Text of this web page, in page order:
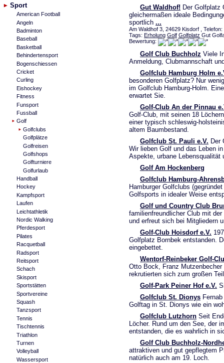
Sport
American Football
Angeln
Badminton
Baseball
Basketball
Behindertensport
Bogenschiessen
Cricket
Curling
Eishockey
Fitness
Funsport
Fussball
Golf
Golfclubs
Golfplätze
Golfreisen
Golfshops
Golfturniere
Golfurlaub
Handball
Hockey
Kampfsport
Laufen
Leichtathletik
Nordic Walking
Pferdesport
Pilates
Racquetball
Radsport
Reitsport
Schach
Skisport
Sportstätten
Sportvereine
Squash
Tanzsport
Tennis
Tischtennis
Triathlon
Turnen
Volleyball
Wassersport
Gut Waldhof! Der Golfplatz
gleichermaßen ideale
sportlich ...
Am Waldhof 3, 24629 Kisdorf ,
Tags: Erholung Golf Golfplatz Gut
Bewertung:
Golf Club Buchholz Viele
Anmeldung, Clubmannschaft
Golfclub Hamburg Holm
besonderen Golfplatz? Nur
im Golfclub Hamburg-Holm.
erwartet Sie.
Golf-Club An der Pinnau
Golf-Club, mit seinen 18
einer typisch schleswig-
altem Baumbestand.
Golfclub St. Pauli e.V. Der
Wir lieben Golf und das Leben
Aspekte, urbane Lebensqualität
Golf Am Hockenberg
Golfclub Hamburg-
Hamburger Golfclubs
Golfsports in idealer Weise
Golf und Country Club
familienfreundlicher Club mit
und erfreut sich bei Mitgliedern
Golf-Club Hoisdorf e.V.
Golfplatz Bornbek entstanden.
eingebettet.
Wentorf-Reinbeker Golf-
Otto Bock, Franz
rekrutierten sich zum großen
Golf-Park Peiner Hof e.V.
Golfclub St. Dionys
Golftag in St. Dionys wie ein
Golfclub Lutzhorn Seit
Löcher. Rund um den See, der
entstanden, die es wahrlich in
Golf Club Buchholz-
attraktiven und gut gepflegtem
natürlich auch am 19. Loch.